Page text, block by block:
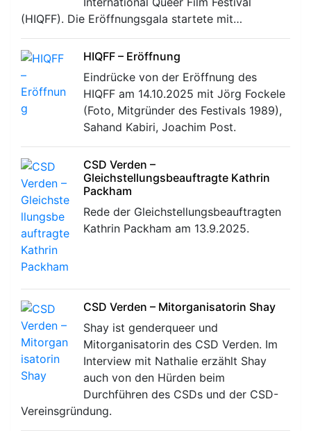
(HIQFF). Die Eröffnungsgala startete mit…
HIQFF – Eröffnung
Eindrücke von der Eröffnung des
HIQFF am 14.10.2025 mit Jörg Fockele
(Foto, Mitgründer des Festivals 1989),
Sahand Kabiri, Joachim Post.
CSD Verden –
Gleichstellungsbeauftragte Kathrin
Packham
Rede der Gleichstellungsbeauftragten
Kathrin Packham am 13.9.2025.
CSD Verden – Mitorganisatorin Shay
Shay ist genderqueer und
Mitorganisatorin des CSD Verden. Im
Interview mit Nathalie erzählt Shay
auch von den Hürden beim
Durchführen des CSDs und der CSD-
Vereinsgründung.